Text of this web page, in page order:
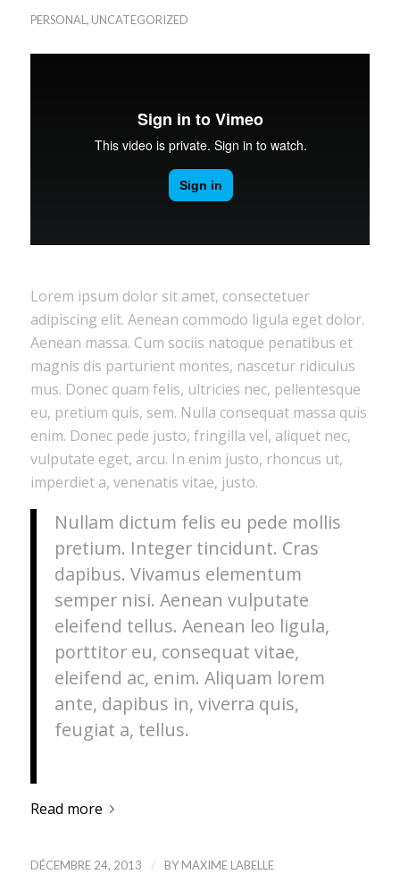
PERSONAL, UNCATEGORIZED
Lorem ipsum dolor sit amet, consectetuer
adipiscing elit. Aenean commodo ligula eget dolor.
Aenean massa. Cum sociis natoque penatibus et
magnis dis parturient montes, nascetur ridiculus
mus. Donec quam felis, ultricies nec, pellentesque
eu, pretium quis, sem. Nulla consequat massa quis
enim. Donec pede justo, fringilla vel, aliquet nec,
vulputate eget, arcu. In enim justo, rhoncus ut,
imperdiet a, venenatis vitae, justo.
Nullam dictum felis eu pede mollis
pretium. Integer tincidunt. Cras
dapibus. Vivamus elementum
semper nisi. Aenean vulputate
eleifend tellus. Aenean leo ligula,
porttitor eu, consequat vitae,
eleifend ac, enim. Aliquam lorem
ante, dapibus in, viverra quis,
feugiat a, tellus.
Read more
DÉCEMBRE 24, 2013 / BY MAXIME LABELLE